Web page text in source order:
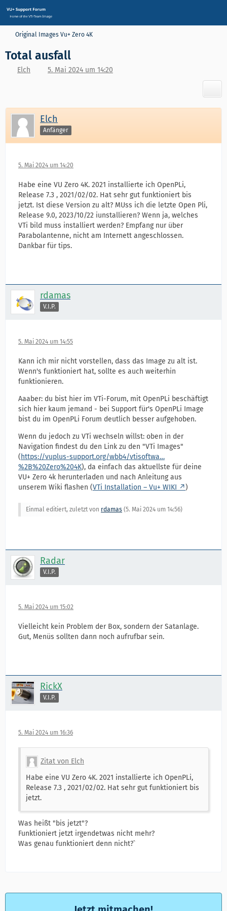
Original Images Vu+ Zero 4K
Total ausfall
Elch 5. Mai 2024 um 14:20
Elch
Anfänger
5. Mai 2024 um 14:20
Habe eine VU Zero 4K. 2021 installierte ich OpenPLi,
Release 7.3 , 2021/02/02. Hat sehr gut funktioniert bis
jetzt. Ist diese Version zu alt? MUss ich die letzte Open Pli,
Release 9.0, 2023/10/22 iunstallieren? Wenn ja, welches
VTi bild muss installiert werden? Empfang nur über
Parabolantenne, nicht am Internett angeschlossen.
Dankbar für tips.
rdamas
V.I.P.
5. Mai 2024 um 14:55
Kann ich mir nicht vorstellen, dass das Image zu alt ist.
Wenn's funktioniert hat, sollte es auch weiterhin
funktionieren.
Aaaber: du bist hier im VTi-Forum, mit OpenPLi beschäftigt
sich hier kaum jemand - bei Support für's OpenPLi Image
bist du im OpenPLi Forum deutlich besser aufgehoben.
Wenn du jedoch zu VTi wechseln willst: oben in der
Navigation findest du den Link zu den "VTi Images"
(https://vuplus-support.org/wbb4/vtisoftwa…
%2B%20Zero%204K), da einfach das aktuellste für deine
VU+ Zero 4k herunterladen und nach Anleitung aus
unserem Wiki flashen (VTi Installation – Vu+ WIKI )
Einmal editiert, zuletzt von rdamas (5. Mai 2024 um 14:56)
Radar
V.I.P.
5. Mai 2024 um 15:02
Vielleicht kein Problem der Box, sondern der Satanlage.
Gut, Menüs sollten dann noch aufrufbar sein.
RickX
V.I.P.
5. Mai 2024 um 16:36
Zitat von Elch
Habe eine VU Zero 4K. 2021 installierte ich OpenPLi,
Release 7.3 , 2021/02/02. Hat sehr gut funktioniert bis
jetzt.
Was heißt "bis jetzt"?
Funktioniert jetzt irgendetwas nicht mehr?
Was genau funktioniert denn nicht?`